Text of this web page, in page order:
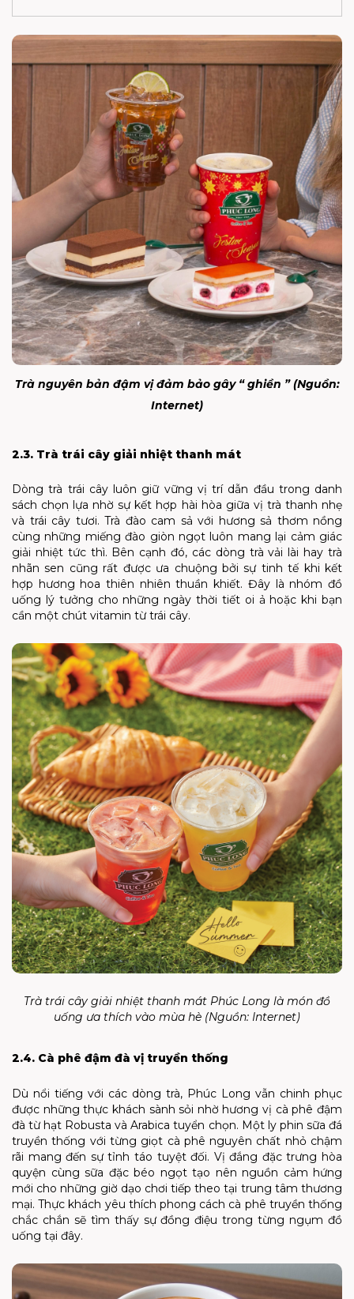
Trà nguyên bản đậm vị đảm bảo gây “ ghiền ” (Nguồn:
Internet)
2.3. Trà trái cây giải nhiệt thanh mát
Dòng trà trái cây luôn giữ vững vị trí dẫn đầu trong danh
sách chọn lựa nhờ sự kết hợp hài hòa giữa vị trà thanh nhẹ
và trái cây tươi. Trà đào cam sả với hương sả thơm nồng
cùng những miếng đào giòn ngọt luôn mang lại cảm giác
giải nhiệt tức thì. Bên cạnh đó, các dòng trà vải lài hay trà
nhãn sen cũng rất được ưa chuộng bởi sự tinh tế khi kết
hợp hương hoa thiên nhiên thuần khiết. Đây là nhóm đồ
uống lý tưởng cho những ngày thời tiết oi ả hoặc khi bạn
cần một chút vitamin từ trái cây.
Trà trái cây giải nhiệt thanh mát Phúc Long là món đồ
uống ưa thích vào mùa hè (Nguồn: Internet)
2.4. Cà phê đậm đà vị truyền thống
Dù nổi tiếng với các dòng trà, Phúc Long vẫn chinh phục
được những thực khách sành sỏi nhờ hương vị cà phê đậm
đà từ hạt Robusta và Arabica tuyển chọn. Một ly phin sữa đá
truyền thống với từng giọt cà phê nguyên chất nhỏ chậm
rãi mang đến sự tỉnh táo tuyệt đối. Vị đắng đặc trưng hòa
quyện cùng sữa đặc béo ngọt tạo nên nguồn cảm hứng
mới cho những giờ dạo chơi tiếp theo tại trung tâm thương
mại. Thực khách yêu thích phong cách cà phê truyền thống
chắc chắn sẽ tìm thấy sự đồng điệu trong từng ngụm đồ
uống tại đây.